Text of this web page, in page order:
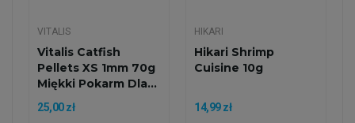
VITALIS
Vitalis Catfish
Pellets XS 1mm 70g
Miękki Pokarm Dla...
25,00 zł
HIKARI
Hikari Shrimp
Cuisine 10g
14,99 zł